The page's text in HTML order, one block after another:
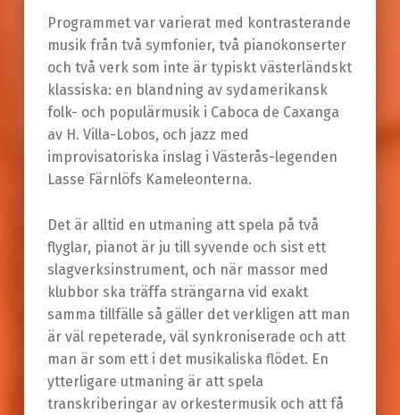
Programmet var varierat med kontrasterande
musik från två symfonier, två pianokonserter
och två verk som inte är typiskt västerländskt
klassiska: en blandning av sydamerikansk
folk- och populärmusik i Caboca de Caxanga
av H. Villa-Lobos, och jazz med
improvisatoriska inslag i Västerås-legenden
Lasse Färnlöfs Kameleonterna.
Det är alltid en utmaning att spela på två
flyglar, pianot är ju till syvende och sist ett
slagverksinstrument, och när massor med
klubbor ska träffa strängarna vid exakt
samma tillfälle så gäller det verkligen att man
är väl repeterade, väl synkroniserade och att
man är som ett i det musikaliska flödet. En
ytterligare utmaning är att spela
transkriberingar av orkestermusik och att få